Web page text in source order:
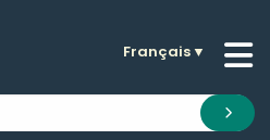
Français▼